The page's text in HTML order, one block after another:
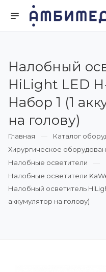
Налобный
HiLight LED
Набор 1 (1
на голову)
Главная
Каталог
Хирургическое
Налобные осветители
Налобные осветители
Налобный осветитель
аккумулятор на голову)